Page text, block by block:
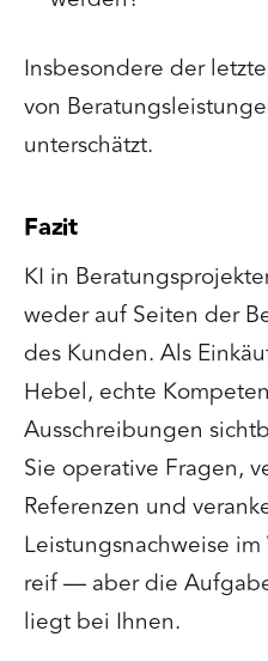
Insbesondere der
von
unterschätzt.
Fazit
KI in
weder auf Seiten der
des Kunden. Als
Hebel, echte
Ausschreibungen
Sie operative Fragen,
Referenzen und
Leistungsnachweise
reif — aber die
liegt bei Ihnen.